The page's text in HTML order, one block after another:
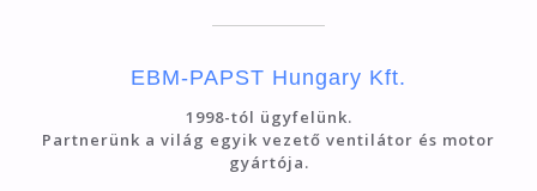
EBM-PAPST Hungary Kft.
1998-tól ügyfelünk.
Partnerünk a világ egyik vezető ventilátor és motor
gyártója.